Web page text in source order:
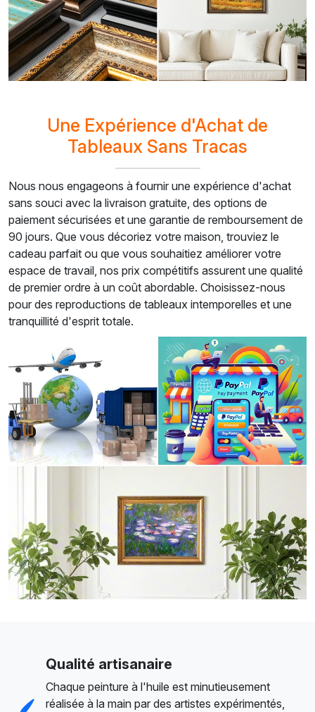
Une Expérience d'Achat de
Tableaux Sans Tracas
Nous nous engageons à fournir une expérience d'achat
sans souci avec la livraison gratuite, des options de
paiement sécurisées et une garantie de remboursement de
90 jours. Que vous décoriez votre maison, trouviez le
cadeau parfait ou que vous souhaitiez améliorer votre
espace de travail, nos prix compétitifs assurent une qualité
de premier ordre à un coût abordable. Choisissez-nous
pour des reproductions de tableaux intemporelles et une
tranquillité d'esprit totale.
Qualité artisanaire
Chaque peinture à l'huile est minutieusement
réalisée à la main par des artistes expérimentés,